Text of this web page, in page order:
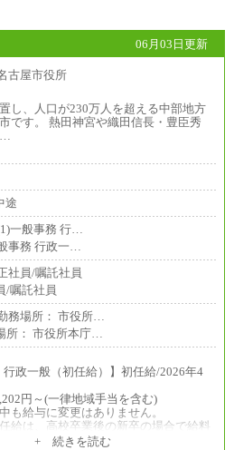
06月03日更新
し、人口が230万人を超える中部地方
です。 熱田神宮や織田信長・豊臣秀
…
途
一般事務 行…
事務 行政一…
社員/嘱託社員
/嘱託社員
務場所： 市役所…
所： 市役所本庁…
行政一般（初任給）】初任給/2026年4
円～(一律地域手当を含む)
も給与に変更はありません。
給は、高校卒業後の新卒の場合で給料
域手当を加えたものです。
+ 続きを読む